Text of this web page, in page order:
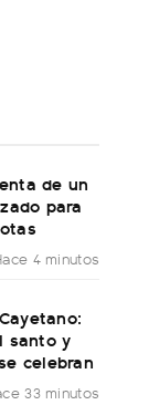
de un
para
4 minutos
santo y
celebran
33 minutos